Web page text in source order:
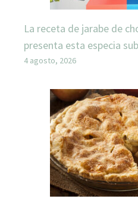
La receta de jarabe de
presenta esta especia
4 agosto, 2026